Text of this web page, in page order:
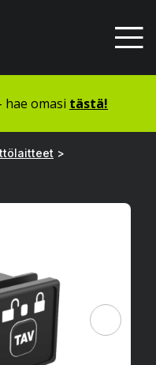
omasi tästä!
>